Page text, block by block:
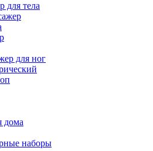
для тела
для ног
дома
наборы